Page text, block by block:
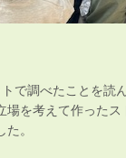
で調べたことを
を考えて作った
。